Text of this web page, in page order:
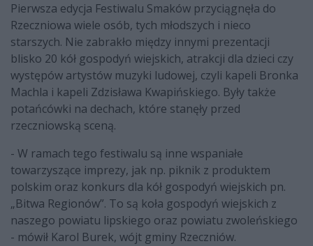
Pierwsza edycja Festiwalu Smaków przyciągnęła do
Rzeczniowa wiele osób, tych młodszych i nieco
starszych. Nie zabrakło między innymi prezentacji
blisko 20 kół gospodyń wiejskich, atrakcji dla dzieci czy
występów artystów muzyki ludowej, czyli kapeli Bronka
Machla i kapeli Zdzisława Kwapińskiego. Były także
potańcówki na dechach, które stanęły przed
rzeczniowską sceną.
- W ramach tego festiwalu są inne wspaniałe
towarzyszące imprezy, jak np. piknik z produktem
polskim oraz konkurs dla kół gospodyń wiejskich pn.
„Bitwa Regionów”. To są koła gospodyń wiejskich z
naszego powiatu lipskiego oraz powiatu zwoleńskiego
- mówił Karol Burek, wójt gminy Rzeczniów.